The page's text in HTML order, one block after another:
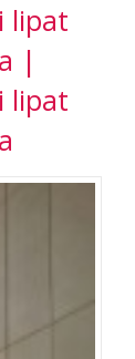
lipat
|
lipat